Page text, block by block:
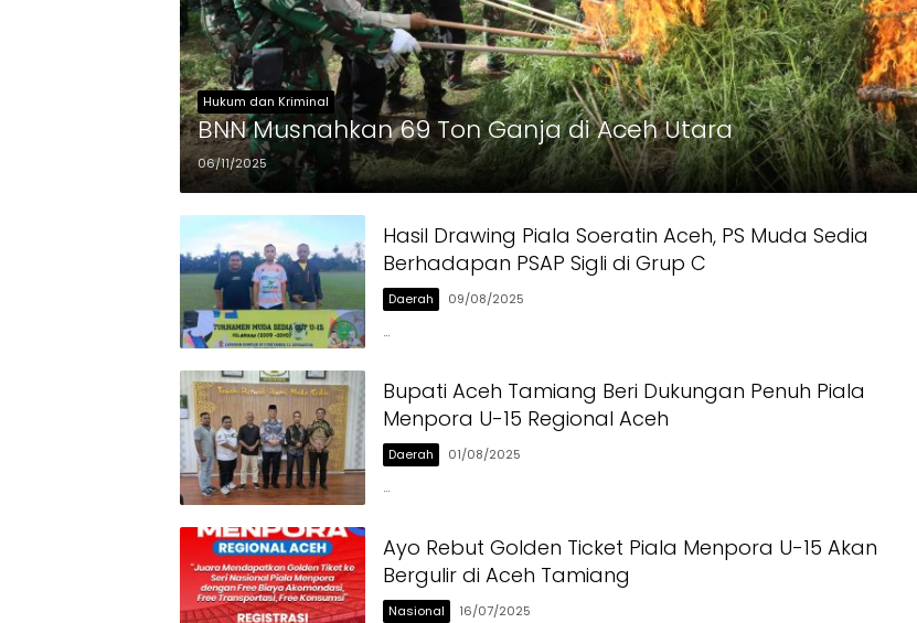
Hukum dan Kriminal
BNN Musnahkan 69 Ton Ganja di Aceh Utara
06/11/2025
Hasil Drawing Piala Soeratin Aceh, PS Muda Sedia
Berhadapan PSAP Sigli di Grup C
Daerah 09/08/2025
…
Bupati Aceh Tamiang Beri Dukungan Penuh Piala
Menpora U-15 Regional Aceh
Daerah 01/08/2025
…
Ayo Rebut Golden Ticket Piala Menpora U-15 Akan
Bergulir di Aceh Tamiang
Nasional 16/07/2025